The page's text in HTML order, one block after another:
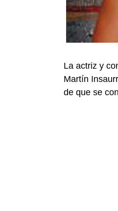
La actriz y
Martín
de que se